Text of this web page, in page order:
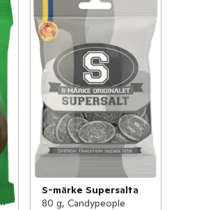
S-märke Supersalta
80 g, Candypeople